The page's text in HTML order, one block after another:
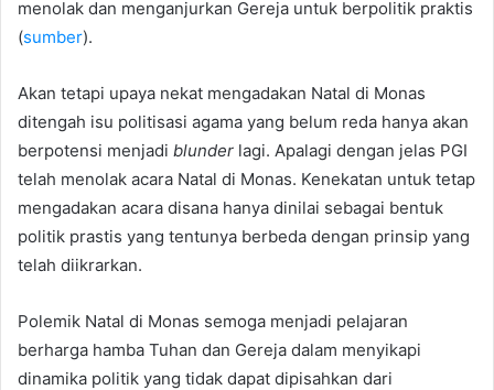
menolak dan menganjurkan Gereja untuk berpolitik praktis
(sumber).
Akan tetapi upaya nekat mengadakan Natal di Monas
ditengah isu politisasi agama yang belum reda hanya akan
berpotensi menjadi blunder lagi. Apalagi dengan jelas PGI
telah menolak acara Natal di Monas. Kenekatan untuk tetap
mengadakan acara disana hanya dinilai sebagai bentuk
politik prastis yang tentunya berbeda dengan prinsip yang
telah diikrarkan.
Polemik Natal di Monas semoga menjadi pelajaran
berharga hamba Tuhan dan Gereja dalam menyikapi
dinamika politik yang tidak dapat dipisahkan dari